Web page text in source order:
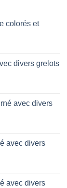
colorés et
divers grelots
avec divers
avec divers
avec divers